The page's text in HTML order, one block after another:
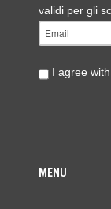
validi per gli
I agree
MENU